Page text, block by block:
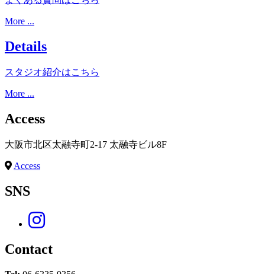
More ...
Details
スタジオ紹介はこちら
More ...
Access
大阪市北区太融寺町2-17 太融寺ビル8F
Access
SNS
Contact